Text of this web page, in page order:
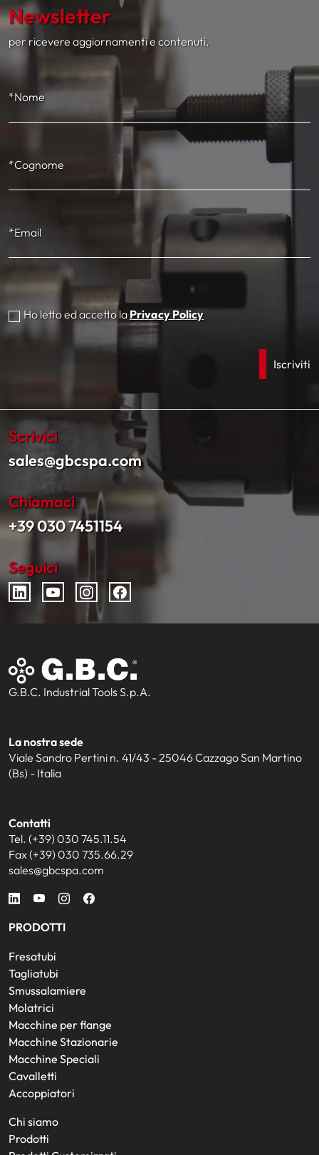
Newsletter
per ricevere aggiornamenti e contenuti.
*Nome
*Cognome
*Email
Ho letto ed accetto la Privacy Policy
Scrivici
sales@gbcspa.com
Chiamaci
+39 030 7451154
Seguici
G.B.C. Industrial Tools S.p.A.
La nostra sede
Viale Sandro Pertini n. 41/43 - 25046 Cazzago San Martino
(Bs) - Italia
Contatti
Tel. (+39) 030 745.11.54
Fax (+39) 030 735.66.29
sales@gbcspa.com
PRODOTTI
Fresatubi
Tagliatubi
Smussalamiere
Molatrici
Macchine per flange
Macchine Stazionarie
Macchine Speciali
Cavalletti
Accoppiatori
Chi siamo
Prodotti